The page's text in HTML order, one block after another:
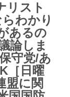
リスト
わかり
あるの
論しま
守党/あ
［日曜
盟に関